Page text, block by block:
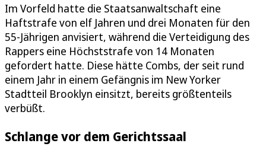
Im Vorfeld hatte die Staatsanwaltschaft eine
Haftstrafe von elf Jahren und drei Monaten für den
55-Jährigen anvisiert, während die Verteidigung des
Rappers eine Höchststrafe von 14 Monaten
gefordert hatte. Diese hätte Combs, der seit rund
einem Jahr in einem Gefängnis im New Yorker
Stadtteil Brooklyn einsitzt, bereits größtenteils
verbüßt.
Schlange vor dem Gerichtssaal